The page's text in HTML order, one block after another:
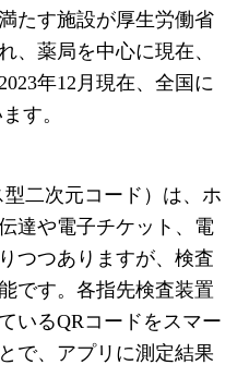
たす施設が厚生労働省
、薬局を中心に現在、
年12月現在、全国に
す。
二次元コード）は、ホ
達や電子チケット、電
つつありますが、検査
です。各指先検査装置
いるQRコードをスマー
で、アプリに測定結果